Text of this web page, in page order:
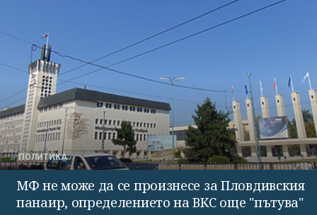
ПОЛИТИКА
МФ не може да се произнесе за Пловдивския
панаир, определението на ВКС още "пътува"